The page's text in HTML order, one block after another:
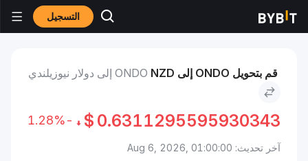
التسجيل
الأسواق
قم بتحويل ONDO إلى NZD ONDO إلى دولار نيوزيلندي
$ 0.6311295595930343
-1.28%
آخر تحديث: Aug 6, 2026, 01:00:00